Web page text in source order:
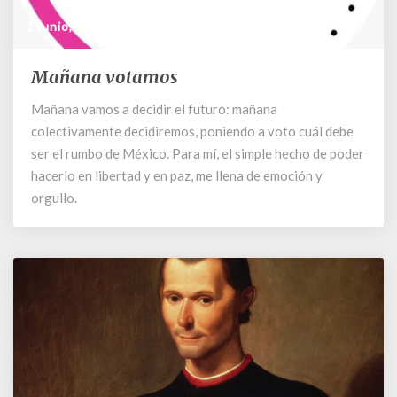
1 junio, 2024
Mañana
Mañana votamos
Mañana vamos a decidir el futuro: mañana
colectivamente decidiremos, poniendo a voto cuál debe
ser el rumbo de México. Para mí, el simple hecho de poder
hacerlo en libertad y en paz, me llena de emoción y
orgullo.